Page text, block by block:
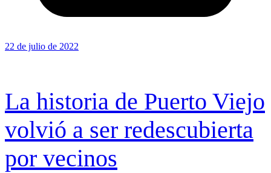
22 de julio de 2022
La historia de Puerto Viejo
volvió a ser redescubierta
por vecinos